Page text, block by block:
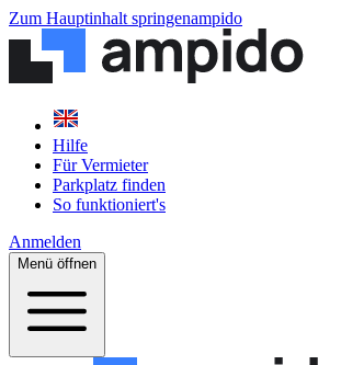
Zum Hauptinhalt springenampido
Hilfe
Für Vermieter
Parkplatz finden
So funktioniert's
Anmelden
Menü öffnen